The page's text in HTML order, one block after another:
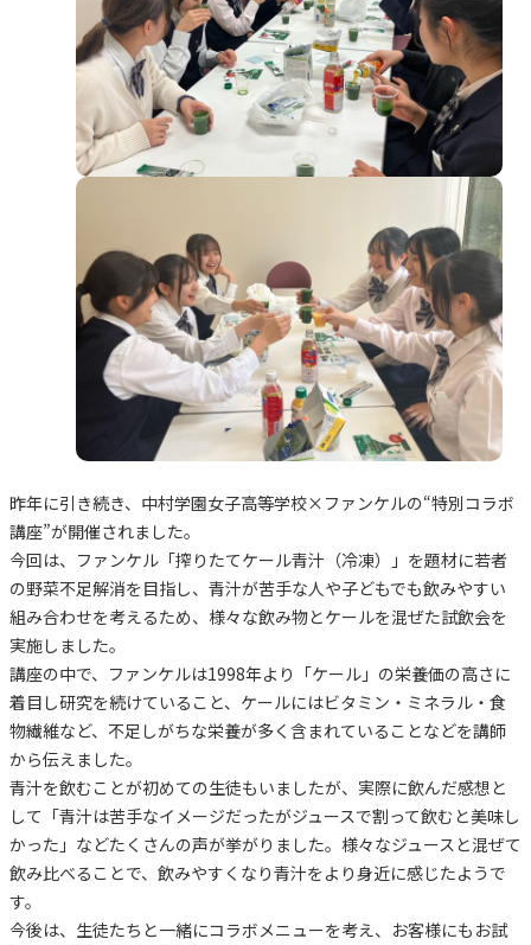
昨年に引き続き、中村学園女子高等学校×ファンケルの“特別コラボ
講座”が開催されました。
今回は、ファンケル「搾りたてケール青汁（冷凍）」を題材に若者
の野菜不足解消を目指し、青汁が苦手な人や子どもでも飲みやすい
組み合わせを考えるため、様々な飲み物とケールを混ぜた試飲会を
実施しました。
講座の中で、ファンケルは1998年より「ケール」の栄養価の高さに
着目し研究を続けていること、ケールにはビタミン・ミネラル・食
物繊維など、不足しがちな栄養が多く含まれていることなどを講師
から伝えました。
青汁を飲むことが初めての生徒もいましたが、実際に飲んだ感想と
して「青汁は苦手なイメージだったがジュースで割って飲むと美味し
かった」などたくさんの声が挙がりました。様々なジュースと混ぜて
飲み比べることで、飲みやすくなり青汁をより身近に感じたようで
す。
今後は、生徒たちと一緒にコラボメニューを考え、お客様にもお試